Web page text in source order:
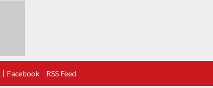
Facebook RSS Feed